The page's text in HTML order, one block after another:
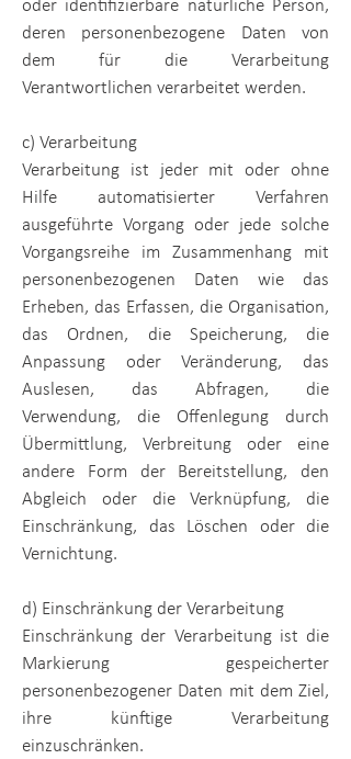
oder identifizierbare natürliche Person,
deren personenbezogene Daten von
dem für die Verarbeitung
Verantwortlichen verarbeitet werden.
c) Verarbeitung
Verarbeitung ist jeder mit oder ohne
Hilfe automatisierter Verfahren
ausgeführte Vorgang oder jede solche
Vorgangsreihe im Zusammenhang mit
personenbezogenen Daten wie das
Erheben, das Erfassen, die Organisation,
das Ordnen, die Speicherung, die
Anpassung oder Veränderung, das
Auslesen, das Abfragen, die
Verwendung, die Offenlegung durch
Übermittlung, Verbreitung oder eine
andere Form der Bereitstellung, den
Abgleich oder die Verknüpfung, die
Einschränkung, das Löschen oder die
Vernichtung.
d) Einschränkung der Verarbeitung
Einschränkung der Verarbeitung ist die
Markierung gespeicherter
personenbezogener Daten mit dem Ziel,
ihre künftige Verarbeitung
einzuschränken.